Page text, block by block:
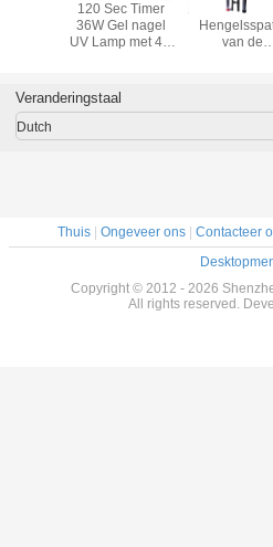
120 Sec Timer
36W Gel nagel
UV Lamp met 4 *
schakelaar voor
nagels
2.7M3.9M
van de
Veranderingstaal
Dutch
Thuis| Ongeveer ons| Contacteer
Copyright © 2012 - 2026
All rights reserved.